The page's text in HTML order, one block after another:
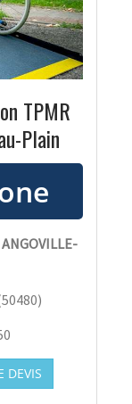
TPMR
Plain
50480)
DEVIS